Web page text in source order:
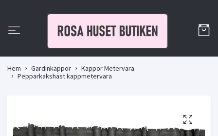
Hem Gardinkappor
Kappor Metervara
Pepparkakshäst kappmetervara